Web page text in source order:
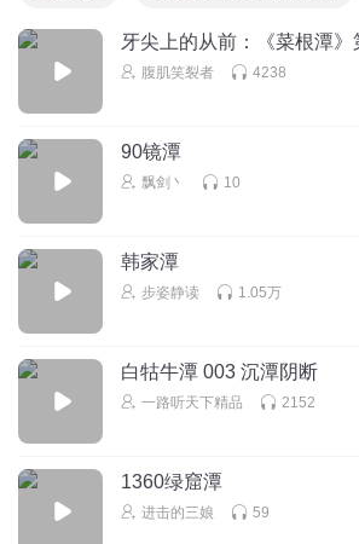
牙尖上的从前：《菜根潭》
腹肌笑裂者 4238
90镜潭
飘剑丶 10
韩家潭
步姿静读 1.05万
白牯牛潭 003 沉潭阴断
一路听天下精品 2152
1360绿窟潭
进击的三娘 59